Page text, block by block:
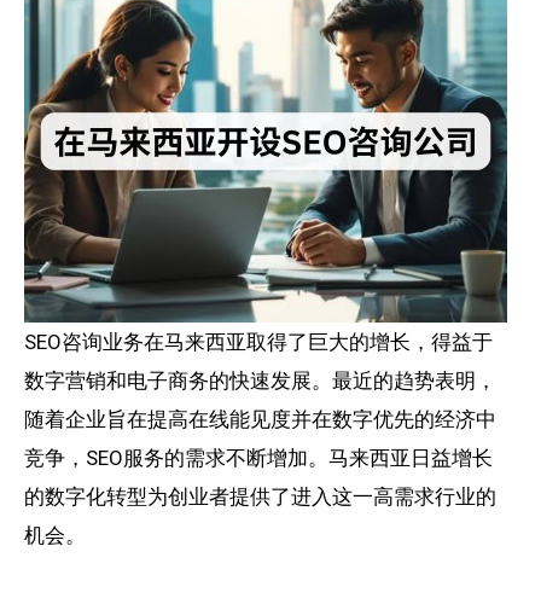
SEO咨询业务在马来西亚取得了巨大的增长，得益于
数字营销和电子商务的快速发展。最近的趋势表明，
随着企业旨在提高在线能见度并在数字优先的经济中
竞争，SEO服务的需求不断增加。马来西亚日益增长
的数字化转型为创业者提供了进入这一高需求行业的
机会。